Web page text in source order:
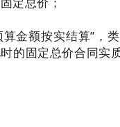
金额按实结算”，
的固定总价合同实